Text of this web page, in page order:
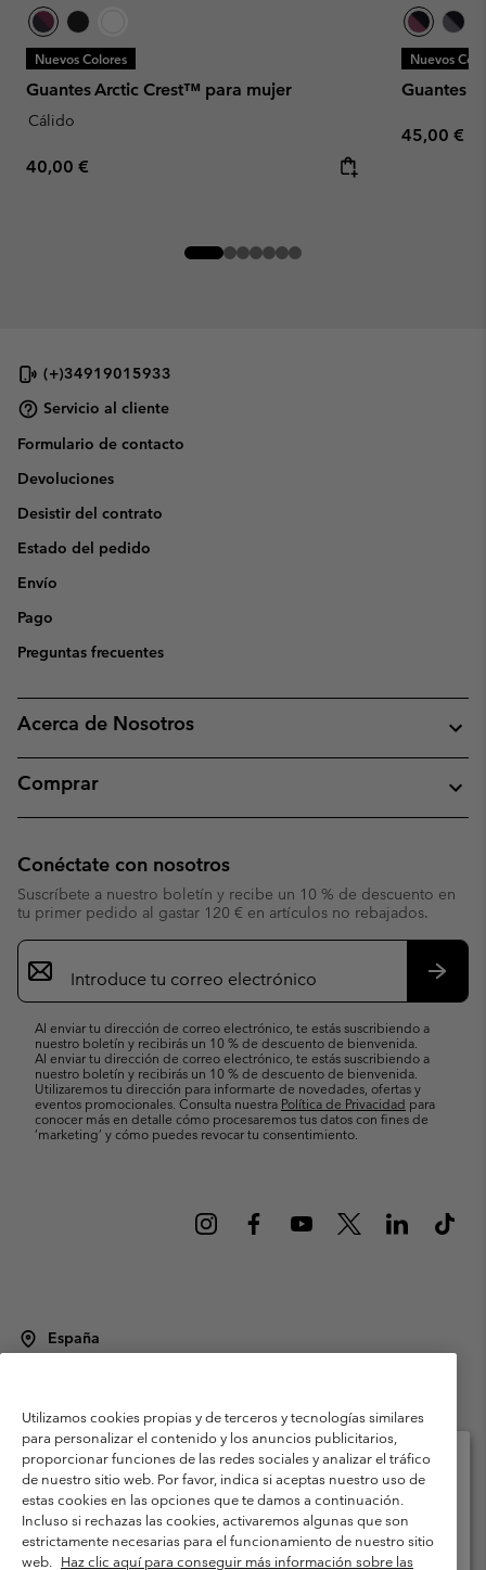
Nuevos Colores
Guantes Arctic Crest™ para mujer
Cálido
Regular price:
40,00 €
Nuevos
Guantes
Regular
45,00 €
(+)34919015933
Servicio al cliente
Formulario de contacto
Devoluciones
Desistir del contrato
Estado del pedido
Envío
Pago
Preguntas frecuentes
Acerca de Nosotros
Comprar
Conéctate con nosotros
Suscríbete a nuestro boletín y recibe un 10 % de descuento en
tu primer pedido al gastar 120 € en artículos no rebajados.
Suscripción
de
correo
Al enviar tu dirección de correo electrónico, te estás suscribiendo a
nuestro boletín y recibirás un 10 % de descuento de bienvenida.
Al enviar tu dirección de correo electrónico, te estás suscribiendo a
nuestro boletín y recibirás un 10 % de descuento de bienvenida.
Utilizaremos tu dirección para informarte de novedades, ofertas y
eventos promocionales. Consulta nuestra Política de Privacidad para
conocer más en detalle cómo procesaremos tus datos con fines de
’marketing’ y cómo puedes revocar tu consentimiento.
España
Condiciones de uso
Terminos de Venta
Garantía
Política de Privacidad
Términos y condiciones del programa de miembros
Términos De Uso Del Contenido Generado Por Los Usuarios
Impressum
Cookies Public CBCR
Utilizamos cookies propias y de terceros y tecnologías similares
para personalizar el contenido y los anuncios publicitarios,
proporcionar funciones de las redes sociales y analizar el tráfico
de nuestro sitio web. Por favor, indica si aceptas nuestro uso de
estas cookies en las opciones que te damos a continuación.
Incluso si rechazas las cookies, activaremos algunas que son
estrictamente necesarias para el funcionamiento de nuestro sitio
web. Haz clic aquí para conseguir más información sobre las
Selecciona tu país e idioma envío
Compras en línea disponibles